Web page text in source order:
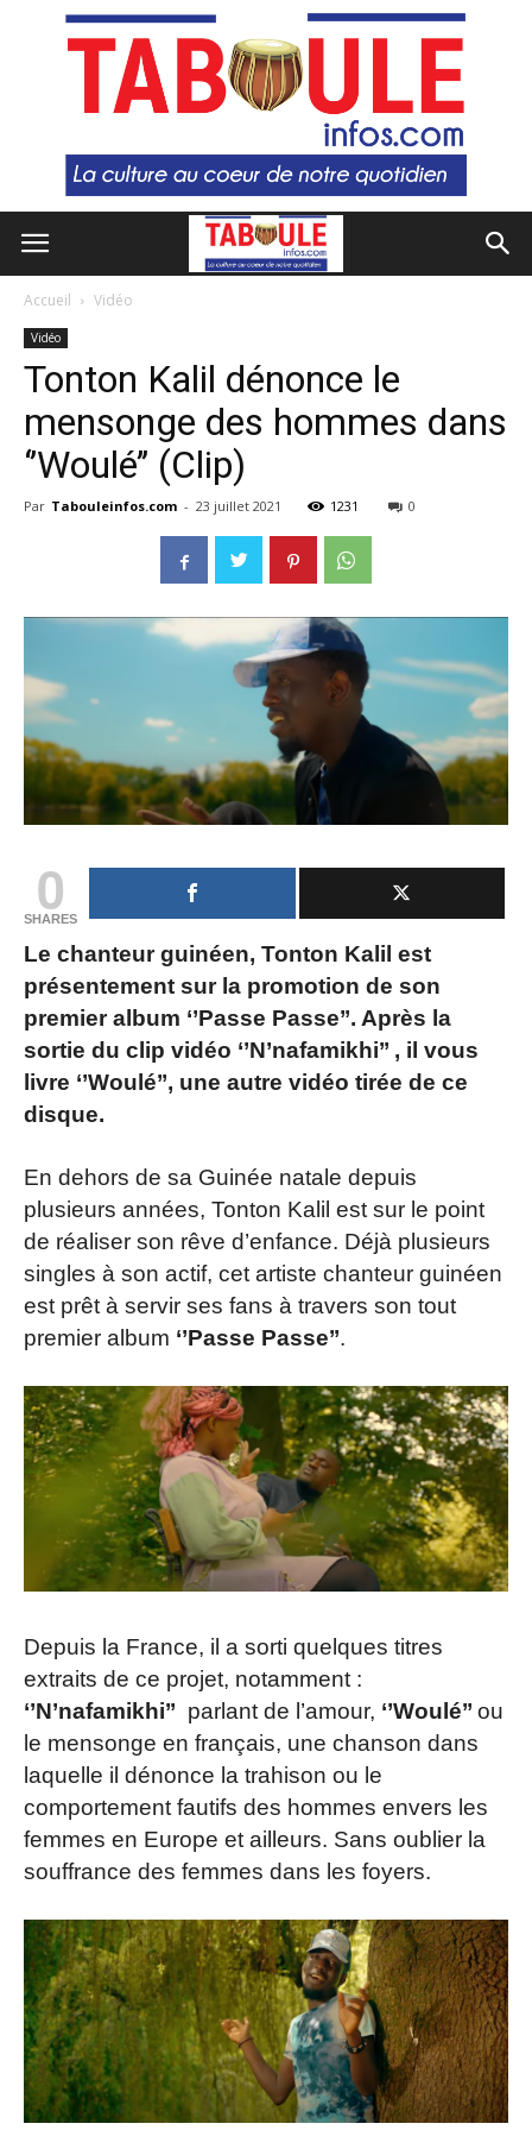
Accueil Vidéo
Vidéo
Tonton Kalil dénonce le
mensonge des hommes dans
‘’Woulé’’ (Clip)
Par Tabouleinfos.com - 23 juillet 2021 1231 0
0
SHARES
Le chanteur guinéen, Tonton Kalil est
présentement sur la promotion de son
premier album ‘’Passe Passe’’. Après la
sortie du clip vidéo ‘’N’nafamikhi’’ , il vous
livre ‘’Woulé’’, une autre vidéo tirée de ce
disque.
En dehors de sa Guinée natale depuis
plusieurs années, Tonton Kalil est sur le point
de réaliser son rêve d’enfance. Déjà plusieurs
singles à son actif, cet artiste chanteur guinéen
est prêt à servir ses fans à travers son tout
premier album ‘’Passe Passe’’.
Depuis la France, il a sorti quelques titres
extraits de ce projet, notamment :
‘’N’nafamikhi’’ parlant de l’amour, ‘’Woulé’’ ou
le mensonge en français, une chanson dans
laquelle il dénonce la trahison ou le
comportement fautifs des hommes envers les
femmes en Europe et ailleurs. Sans oublier la
souffrance des femmes dans les foyers.